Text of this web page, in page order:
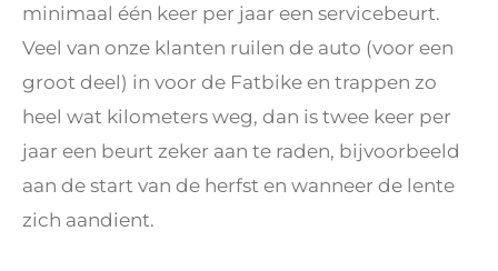
minimaal één keer per jaar een servicebeurt.
Veel van onze klanten ruilen de auto (voor een
groot deel) in voor de Fatbike en trappen zo
heel wat kilometers weg, dan is twee keer per
jaar een beurt zeker aan te raden, bijvoorbeeld
aan de start van de herfst en wanneer de lente
zich aandient.